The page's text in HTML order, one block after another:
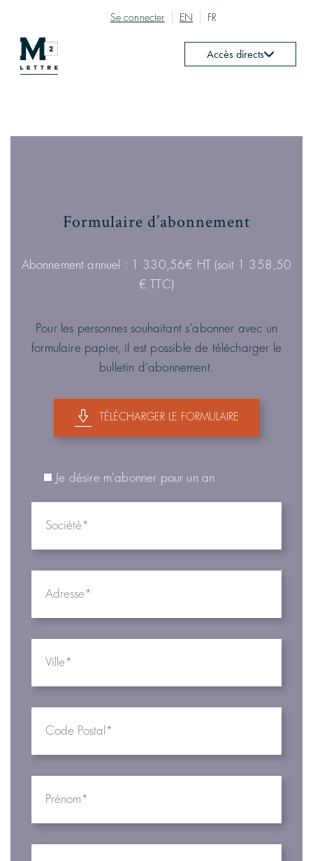
Se connecter EN FR
Accès directs
Formulaire d’abonnement
Abonnement annuel : 1 330,56€ HT (soit 1 358,50
€ TTC)
Pour les personnes souhaitant s’abonner avec un
formulaire papier, il est possible de télécharger le
bulletin d’abonnement.
TÉLÉCHARGER LE FORMULAIRE
Je désire m'abonner pour un an